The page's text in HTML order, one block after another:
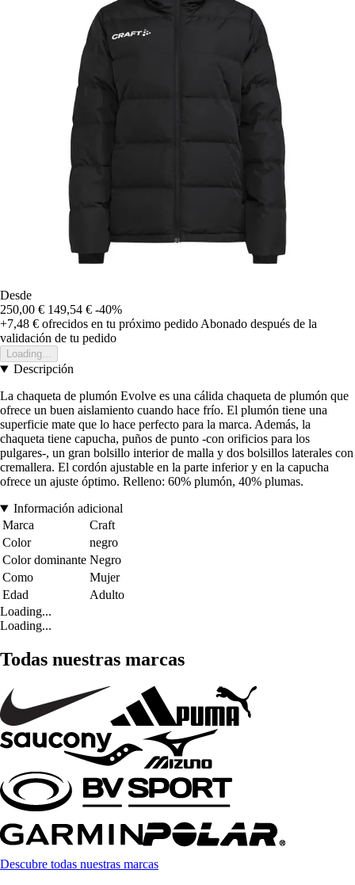
Desde
250,00 € 149,54 € -40%
+7,48 € ofrecidos en tu próximo pedido Abonado después de la
validación de tu pedido
Loading...
Descripción
La chaqueta de plumón Evolve es una cálida chaqueta de plumón que
ofrece un buen aislamiento cuando hace frío. El plumón tiene una
superficie mate que lo hace perfecto para la marca. Además, la
chaqueta tiene capucha, puños de punto -con orificios para los
pulgares-, un gran bolsillo interior de malla y dos bolsillos laterales con
cremallera. El cordón ajustable en la parte inferior y en la capucha
ofrece un ajuste óptimo. Relleno: 60% plumón, 40% plumas.
Información adicional
Marca
Craft
Color
negro
Color dominante Negro
Como
Mujer
Edad
Adulto
Loading...
Loading...
Todas nuestras marcas
Descubre todas nuestras marcas